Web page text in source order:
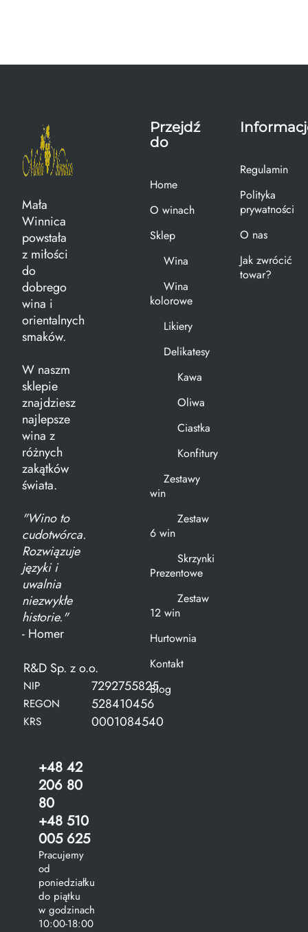
Mała
Winnica
powstała
z miłości
do
dobrego
wina i
orientalnych
smaków.
W naszm
sklepie
znajdziesz
najlepsze
wina z
różnych
zakątków
świata.
"Wino to
cudotwórca.
Rozwiązuje
języki i
uwalnia
niezwykłe
historie."
- Homer
R&D Sp. z o.o.
NIP 7292755825
REGON 528410456
KRS 0001084540
+48 42
206 80
80
+48 510
005 625
Pracujemy
od
poniedziałku
do piątku
w godzinach
10:00-18:00
Przejdź
do
Home
O winach
Sklep
Wina
Wina
kolorowe
Likiery
Delikatesy
Kawa
Oliwa
Ciastka
Konfitury
Zestawy
win
Zestaw
6 win
Skrzynki
Prezentowe
Zestaw
12 win
Hurtownia
Kontakt
Blog
Regulamin
Polityka
prywatności
O nas
Jak zwrócić
towar?